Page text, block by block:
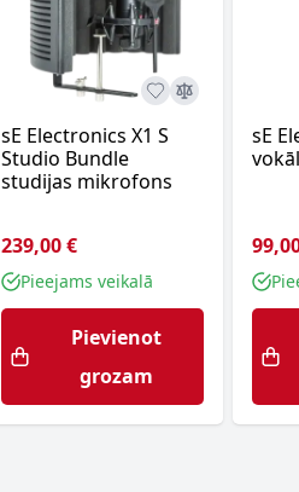
sE Electronics X1 S
Studio Bundle
studijas mikrofons
239,00 €
Pieejams veikalā
Pievienot
grozam
sE